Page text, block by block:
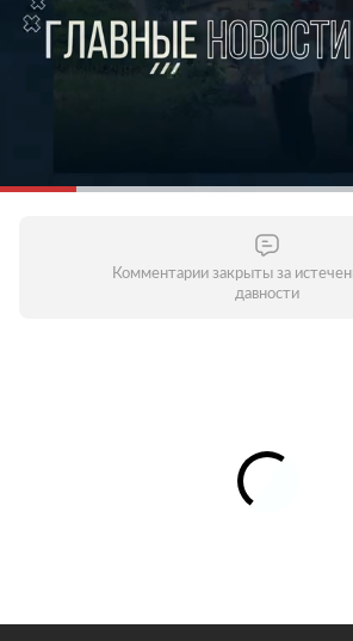
Комментарии закрыты за
давности